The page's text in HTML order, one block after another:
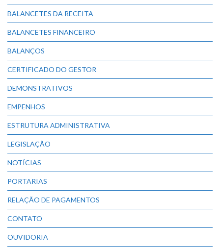
BALANCETES DA RECEITA
BALANCETES FINANCEIRO
BALANÇOS
CERTIFICADO DO GESTOR
DEMONSTRATIVOS
EMPENHOS
ESTRUTURA ADMINISTRATIVA
LEGISLAÇÃO
NOTÍCIAS
PORTARIAS
RELAÇÃO DE PAGAMENTOS
CONTATO
OUVIDORIA